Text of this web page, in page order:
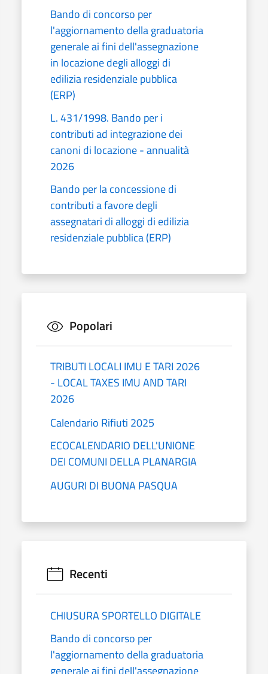
Bando di concorso per
l'aggiornamento della graduatoria
generale ai fini dell'assegnazione
in locazione degli alloggi di
edilizia residenziale pubblica
(ERP)
L. 431/1998. Bando per i
contributi ad integrazione dei
canoni di locazione - annualità
2026
Bando per la concessione di
contributi a favore degli
assegnatari di alloggi di edilizia
residenziale pubblica (ERP)
Popolari
TRIBUTI LOCALI IMU E TARI 2026
- LOCAL TAXES IMU AND TARI
2026
Calendario Rifiuti 2025
ECOCALENDARIO DELL'UNIONE
DEI COMUNI DELLA PLANARGIA
AUGURI DI BUONA PASQUA
Recenti
CHIUSURA SPORTELLO DIGITALE
Bando di concorso per
l'aggiornamento della graduatoria
generale ai fini dell'assegnazione